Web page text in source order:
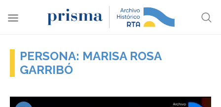
PERSONA: MARISA ROSA
GARRIBÓ